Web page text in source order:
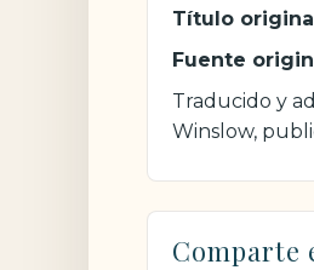
Título
Fuente
Traducido y
Winslow,
Comparte